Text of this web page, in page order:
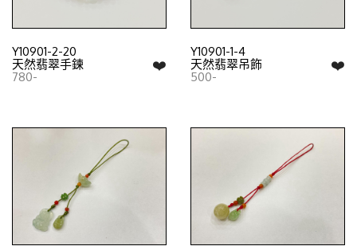
Y10901-2-20
❤️
天然翡翠手鍊
780-
Y10901-1-4
❤️
天然翡翠吊飾
500-